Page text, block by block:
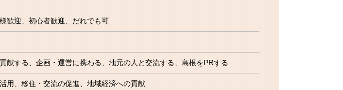
歓迎、初心者歓迎、だれでも可
献する、企画・運営に携わる、地元の人と交流する、島根をPRする
用、移住・交流の促進、地域経済への貢献